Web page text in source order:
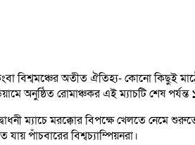
বিশ্বমঞ্চের অতীত ঐতিহ্য- কোনো কিছুই
অনুষ্ঠিত রোমাঞ্চকর এই ম্যাচটি শেষ
ম্যাচে মরক্কোর বিপক্ষে খেলতে নেমে
পাঁচবারের বিশ্বচ্যাম্পিয়নরা।